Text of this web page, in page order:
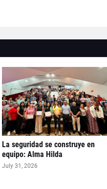
La seguridad se construye en
equipo: Alma Hilda
July 31, 2026